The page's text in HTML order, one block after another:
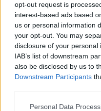
opt-out request is
interest-based ads based
us or personal information
your opt-out. You may
disclosure of your
IAB’s list of downstream
also be disclosed by us to
Downstream Participants
Personal Data
Στ.
με 1,5
6
Ο
6